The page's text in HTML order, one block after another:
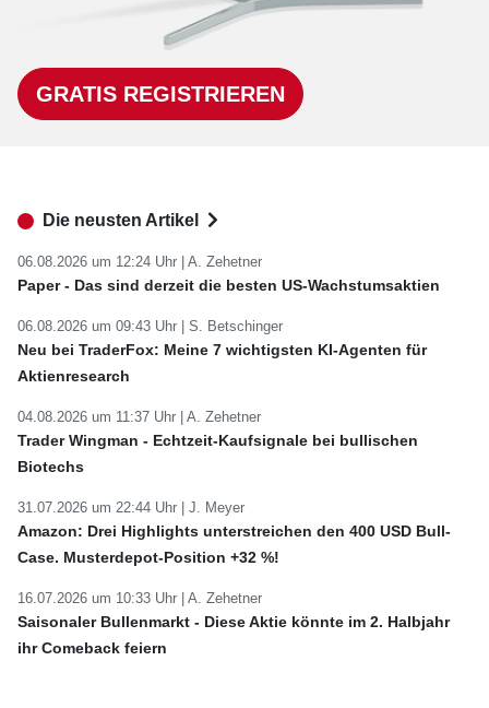
GRATIS REGISTRIEREN
Die neusten Artikel
06.08.2026 um 12:24 Uhr | A. Zehetner
Paper - Das sind derzeit die besten US-Wachstumsaktien
06.08.2026 um 09:43 Uhr | S. Betschinger
Neu bei TraderFox: Meine 7 wichtigsten KI-Agenten für
Aktienresearch
04.08.2026 um 11:37 Uhr | A. Zehetner
Trader Wingman - Echtzeit-Kaufsignale bei bullischen
Biotechs
31.07.2026 um 22:44 Uhr | J. Meyer
Amazon: Drei Highlights unterstreichen den 400 USD Bull-
Case. Musterdepot-Position +32 %!
16.07.2026 um 10:33 Uhr | A. Zehetner
Saisonaler Bullenmarkt - Diese Aktie könnte im 2. Halbjahr
ihr Comeback feiern